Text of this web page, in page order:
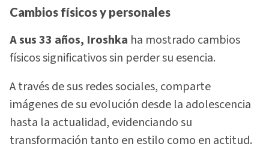
Cambios físicos y personales
A sus 33 años, Iroshka ha mostrado cambios
físicos significativos sin perder su esencia.
A través de sus redes sociales, comparte
imágenes de su evolución desde la adolescencia
hasta la actualidad, evidenciando su
transformación tanto en estilo como en actitud.